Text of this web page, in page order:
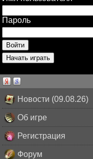
Пароль
Новости (09.08.26)
Об игре
Регистрация
Форум